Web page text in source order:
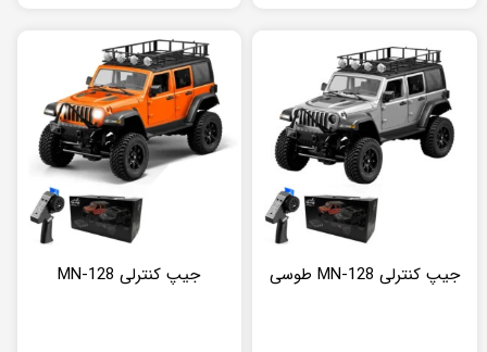
جیپ کنترلی MN-128 طوسی جیپ کنترلی MN-128